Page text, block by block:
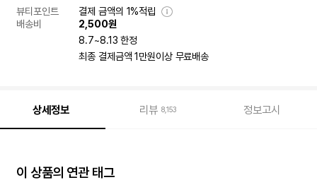
뷰티포인트
결제 금액의 1%적립
배송비
2,500원
8.7~8.13 한정
최종 결제금액 1만원이상 무료배송
상세정보 리뷰 8,153 정보고시
이 상품의 연관 태그